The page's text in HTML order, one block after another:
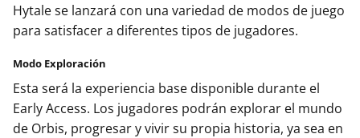
Hytale se lanzará con una variedad de modos de juego
para satisfacer a diferentes tipos de jugadores.
Modo Exploración
Esta será la experiencia base disponible durante el
Early Access. Los jugadores podrán explorar el mundo
de Orbis, progresar y vivir su propia historia, ya sea en